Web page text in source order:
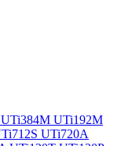
UTi384M UTi192M
UTi720A